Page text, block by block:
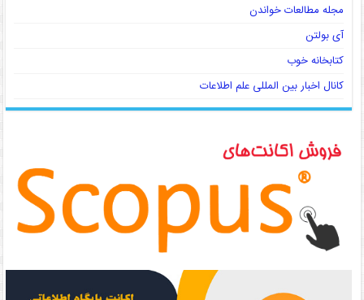
مجله مطالعات خواندن
آی بولتن
کتابخانه خوب
کانال اخبار بین المللی علم اطلاعات